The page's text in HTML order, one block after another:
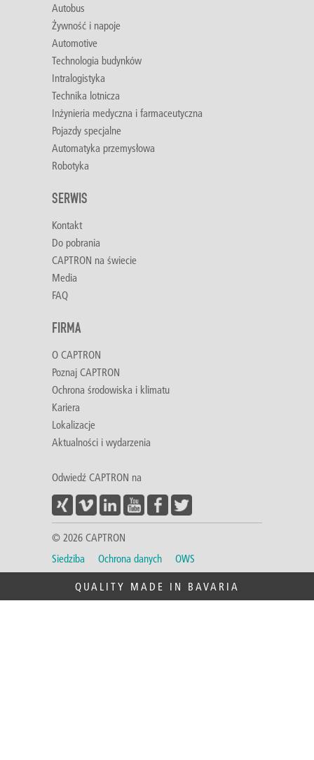
Autobus
Żywność i napoje
Automotive
Technologia budynków
Intralogistyka
Technika lotnicza
Inżynieria medyczna i farmaceutyczna
Pojazdy specjalne
Automatyka przemysłowa
Robotyka
SERWIS
Kontakt
Do pobrania
CAPTRON na świecie
Media
FAQ
FIRMA
O CAPTRON
Poznaj CAPTRON
Ochrona środowiska i klimatu
Kariera
Lokalizacje
Aktualności i wydarzenia
Odwiedź CAPTRON na
© 2026 CAPTRON
Siedziba
Ochrona danych
OWS
QUALITY MADE IN BAVARIA